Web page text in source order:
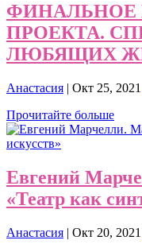
ФИНАЛЬНОЕ
ПРОЕКТА.
ЛЮБЯЩИХ
Анастасия | Окт 25, 2021
Прочитайте больше
Евгений
«Театр как
Анастасия | Окт 20, 2021